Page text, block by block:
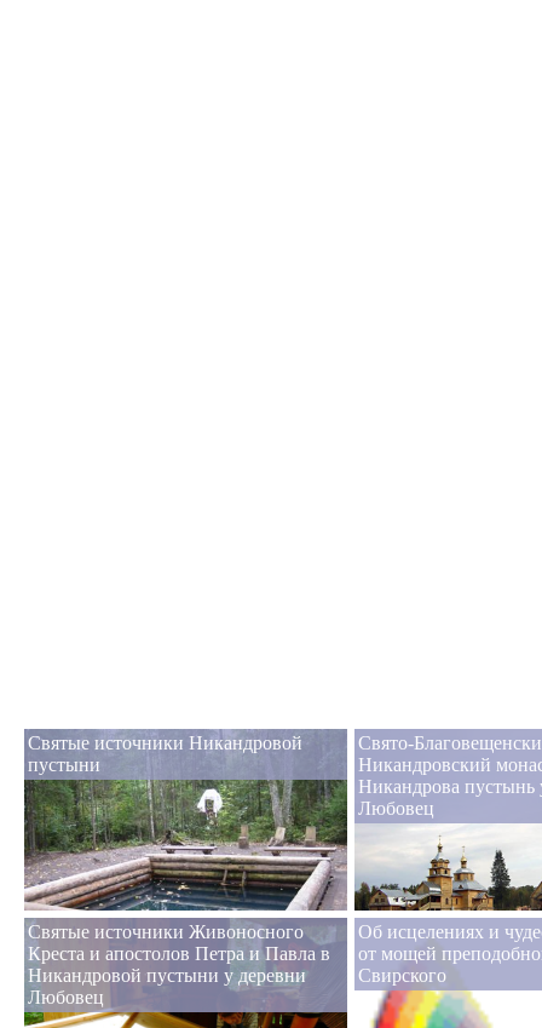
Святые источники Никандровой
пустыни
Свято-
Никандровский
Никандрова пустынь
Любовец
Святые источники Живоносного
Креста и апостолов Петра и Павла в
Никандровой пустыни у деревни
Любовец
Об исцелениях и
от мощей
Свирского